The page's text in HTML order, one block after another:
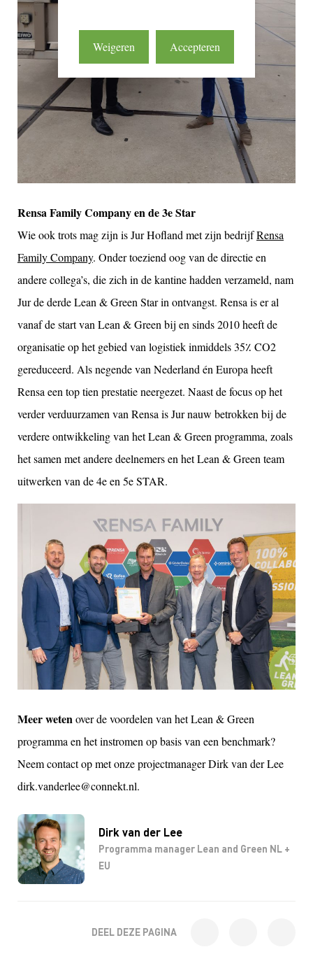
Dirk van der Lee
Programma manager Lean and Green NL +
EU
Rensa Family Company en de 3e Star
Wie ook trots mag zijn is Jur Hofland met zijn bedrijfRensa
Family Company. Onder toeziend oog van de directie en
andere collega’s, die zich in de kantine hadden verzameld, nam
Jur de derde Lean & Green Star in ontvangst. Rensa is er al
vanaf de start van Lean & Green bij en sinds 2010 heeft de
organisatie op het gebied van logistiek inmiddels 35٪ CO2
gereduceerd. Als negende van Nederland én Europa heeft
Rensa een top tien prestatie neergezet. Naast de focus op het
verder verduurzamen van Rensa is Jur nauw betrokken bij de
verdere ontwikkeling van het Lean & Green programma, zoals
het samen met andere deelnemers en het Lean & Green team
uitwerken van de 4e en 5e STAR.
Meer weten over de voordelen van het Lean & Green
programma en het instromen op basis van een benchmark?
Neem contact op met onze projectmanager Dirk van der Lee
dirk.vanderlee@connekt.nl.
DEEL DEZE PAGINA
Weigeren Accepteren